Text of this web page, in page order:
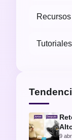
Recursos
Tutoriales
9